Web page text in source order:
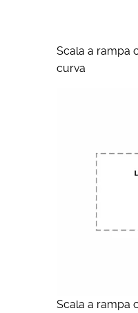
Scala a rampa
curva
Scala a rampa